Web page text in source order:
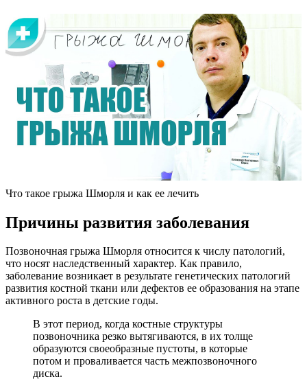
Что такое грыжа Шморля и как ее лечить
Причины развития заболевания
Позвоночная грыжа Шморля относится к числу патологий,
что носят наследственный характер. Как правило,
заболевание возникает в результате генетических патологий
развития костной ткани или дефектов ее образования на этапе
активного роста в детские годы.
В этот период, когда костные структуры
позвоночника резко вытягиваются, в их толще
образуются своеобразные пустоты, в которые
потом и проваливается часть межпозвоночного
диска.